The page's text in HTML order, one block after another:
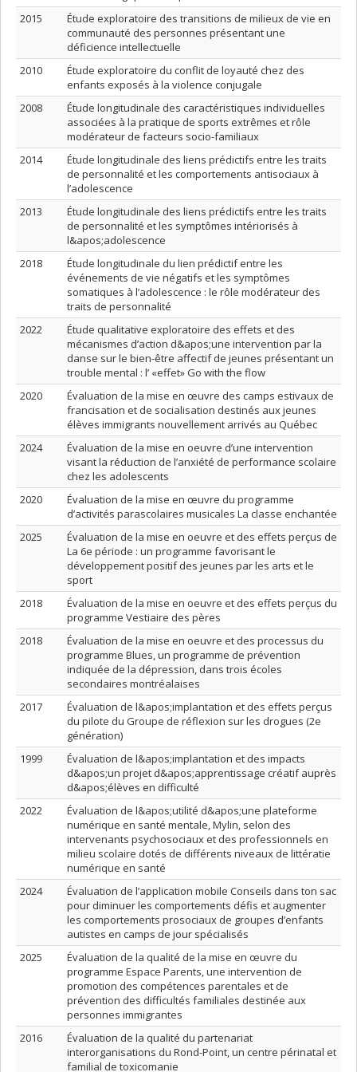
2015
Étude exploratoire des transitions de milieux de vie en
communauté des personnes présentant une
déficience intellectuelle
2010
Étude exploratoire du conflit de loyauté chez des
enfants exposés à la violence conjugale
2008
Étude longitudinale des caractéristiques individuelles
associées à la pratique de sports extrêmes et rôle
modérateur de facteurs socio-familiaux
2014
Étude longitudinale des liens prédictifs entre les traits
de personnalité et les comportements antisociaux à
l’adolescence
2013
Étude longitudinale des liens prédictifs entre les traits
de personnalité et les symptômes intériorisés à
l&apos;adolescence
2018
Étude longitudinale du lien prédictif entre les
événements de vie négatifs et les symptômes
somatiques à l’adolescence : le rôle modérateur des
traits de personnalité
2022
Étude qualitative exploratoire des effets et des
mécanismes d’action d&apos;une intervention par la
danse sur le bien-être affectif de jeunes présentant un
trouble mental : l’ «effet» Go with the flow
2020
Évaluation de la mise en œuvre des camps estivaux de
francisation et de socialisation destinés aux jeunes
élèves immigrants nouvellement arrivés au Québec
2024
Évaluation de la mise en oeuvre d’une intervention
visant la réduction de l’anxiété de performance scolaire
chez les adolescents
2020
Évaluation de la mise en œuvre du programme
d’activités parascolaires musicales La classe enchantée
2025
Évaluation de la mise en oeuvre et des effets perçus de
La 6e période : un programme favorisant le
développement positif des jeunes par les arts et le
sport
2018
Évaluation de la mise en oeuvre et des effets perçus du
programme Vestiaire des pères
2018
Évaluation de la mise en oeuvre et des processus du
programme Blues, un programme de prévention
indiquée de la dépression, dans trois écoles
secondaires montréalaises
2017
Évaluation de l&apos;implantation et des effets perçus
du pilote du Groupe de réflexion sur les drogues (2e
génération)
1999
Évaluation de l&apos;implantation et des impacts
d&apos;un projet d&apos;apprentissage créatif auprès
d&apos;élèves en difficulté
2022
Évaluation de l&apos;utilité d&apos;une plateforme
numérique en santé mentale, Mylin, selon des
intervenants psychosociaux et des professionnels en
milieu scolaire dotés de différents niveaux de littératie
numérique en santé
2024
Évaluation de l’application mobile Conseils dans ton sac
pour diminuer les comportements défis et augmenter
les comportements prosociaux de groupes d’enfants
autistes en camps de jour spécialisés
2025
Évaluation de la qualité de la mise en œuvre du
programme Espace Parents, une intervention de
promotion des compétences parentales et de
prévention des difficultés familiales destinée aux
personnes immigrantes
2016
Évaluation de la qualité du partenariat
interorganisations du Rond-Point, un centre périnatal et
familial de toxicomanie